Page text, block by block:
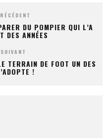
DU POMPIER QUI L’A
DES ANNÉES
TERRAIN DE FOOT UN DES
!